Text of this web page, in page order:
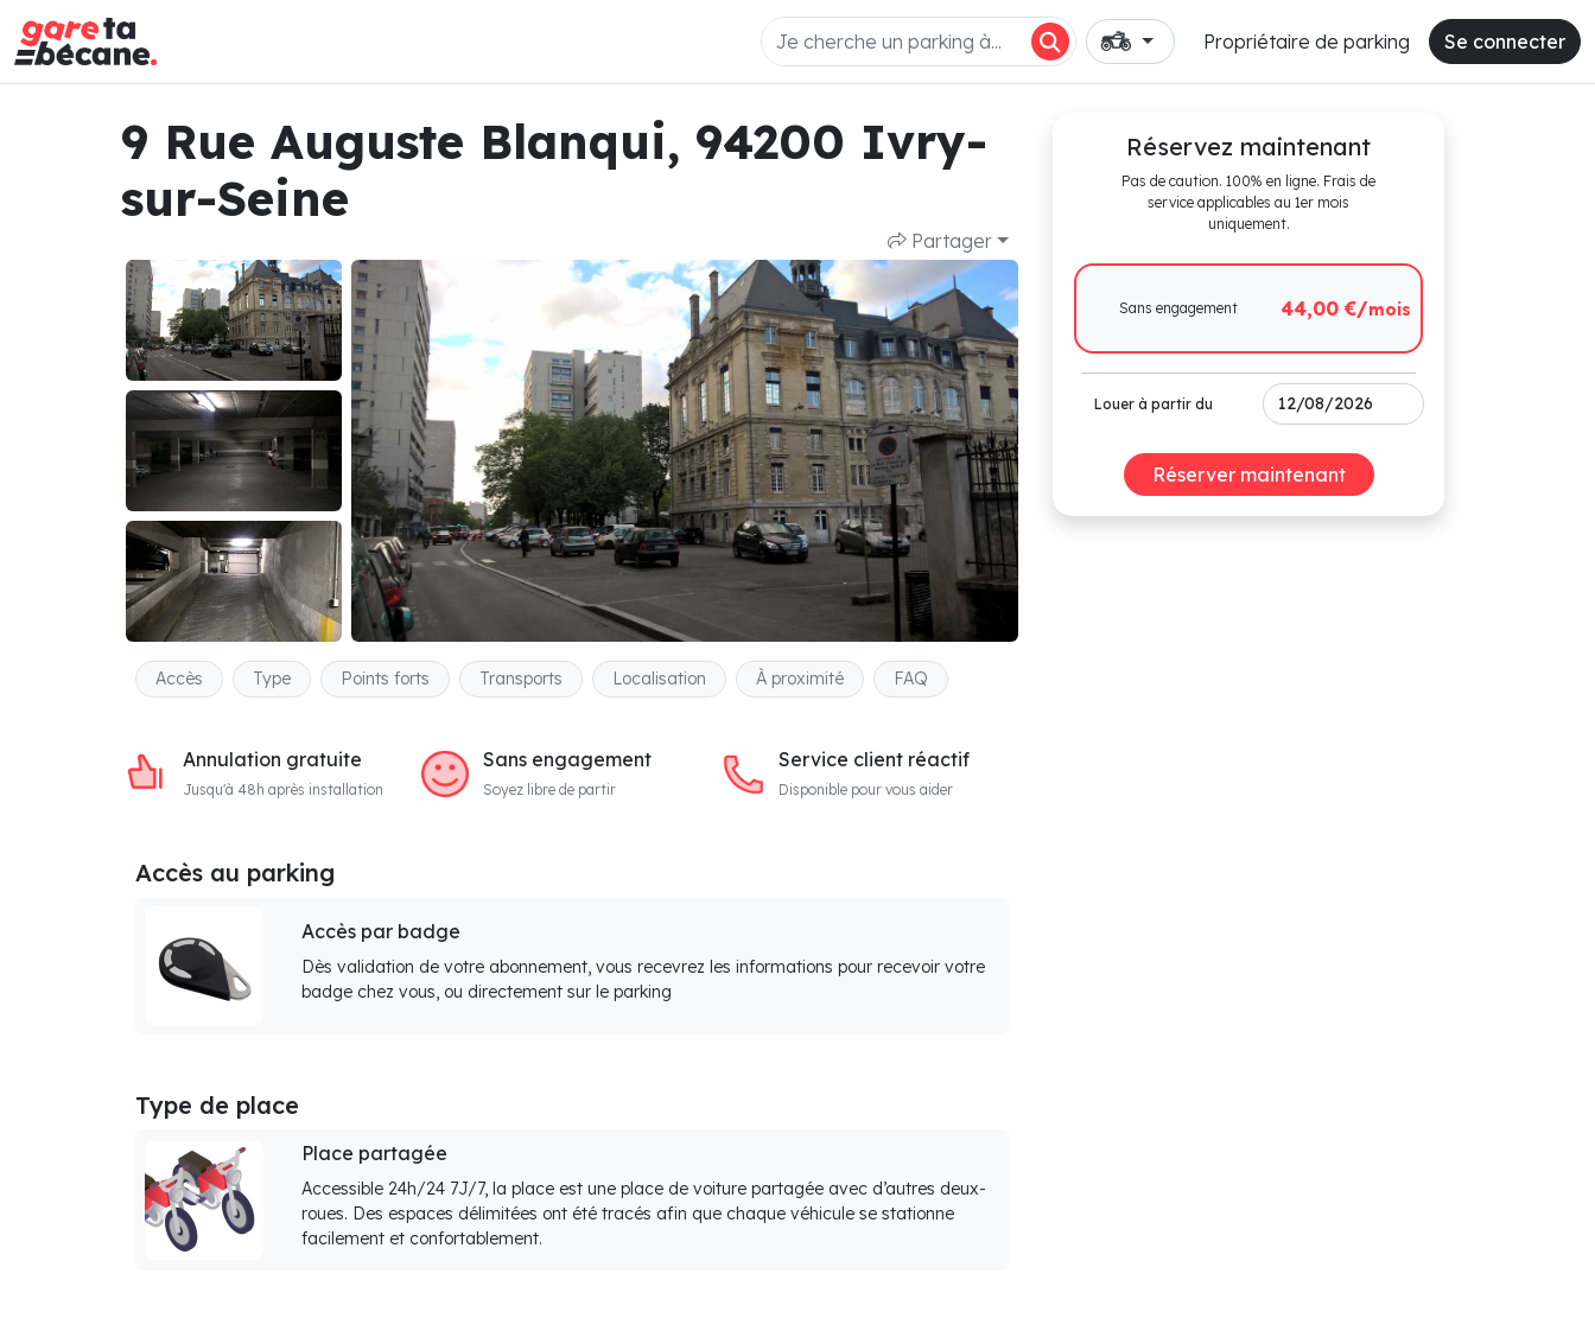
Propriétaire de parking Se connecter
9 Rue Auguste Blanqui, 94200 Ivry-
sur-Seine
Partager
Accès Type Points forts Transports Localisation À proximité FAQ
Annulation gratuite
Jusqu'à 48h après installation
Sans engagement
Soyez libre de partir
Service client réactif
Disponible pour vous aider
Accès au parking
Accès par badge
Dès validation de votre abonnement, vous recevrez les informations pour recevoir votre
badge chez vous, ou directement sur le parking
Type de place
Place partagée
Accessible 24h/24 7J/7, la place est une place de voiture partagée avec d’autres deux-
roues. Des espaces délimitées ont été tracés afin que chaque véhicule se stationne
facilement et confortablement.
Réservez maintenant
Pas de caution. 100% en ligne. Frais de
service applicables au 1er mois
uniquement.
Sans engagement 44,00 €/mois
Louer à partir du
Réserver maintenant